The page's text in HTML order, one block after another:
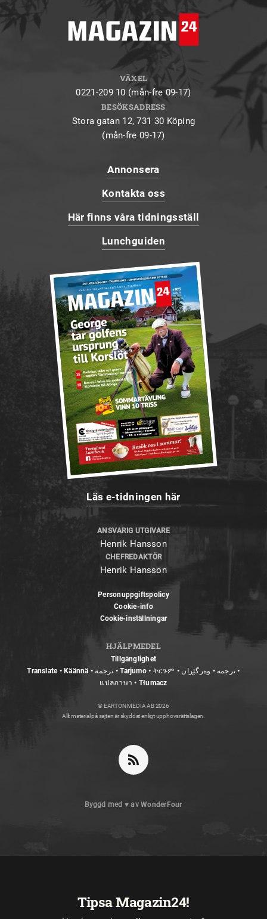
VÄXEL
0221-209 10 (mån-fre 09-17)
BESÖKSADRESS
Stora gatan 12, 731 30 Köping
(mån-fre 09-17)
Annonsera
Kontakta oss
Här finns våra tidningsställ
Lunchguiden
Läs e-tidningen här
ANSVARIG UTGIVARE
Henrik Hansson
CHEFREDAKTÖR
Henrik Hansson
Personuppgiftspolicy
Cookie-info
Cookie-inställningar
HJÄLPMEDEL
Tillgänglighet
Translate • Käännä • ترجمة • Tarjumo • ትርጉም • ترجمه • وەرگێڕان •
แปลภาษา • Tłumacz
© EARTON MEDIA AB 2026
Allt material på sajten är skyddat enligt upphovsrättslagen.
Byggd med ♥ avWonderFour
Tipsa Magazin24!